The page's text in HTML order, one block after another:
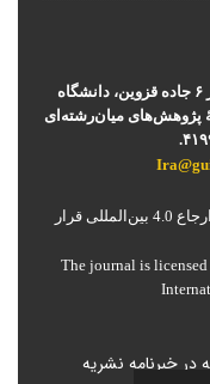
نشانی: رشت، بزرگراه خلیج فارس، کیلومتر ۶ جاده قزوین، دانشگاه
پژوهش‌های میان‌رشته‌ای
این نشریه تحت مجوز Creative Commons ارجاع 4.0 بین‌المللی قرار
The journal is
در خبرنامه نشریه